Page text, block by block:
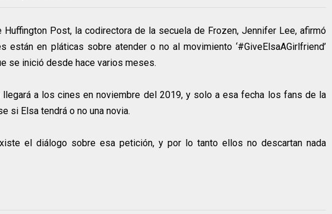
Huffington Post, la codirectora de la secuela de Frozen, Jennifer Lee, afirmó
están en pláticas sobre atender o no al movimiento ‘#GiveElsaAGirlfriend’
se inició desde hace varios meses.
llegará a los cines en noviembre del 2019, y solo a esa fecha los fans de la
si Elsa tendrá o no una novia.
el diálogo sobre esa petición, y por lo tanto ellos no descartan nada